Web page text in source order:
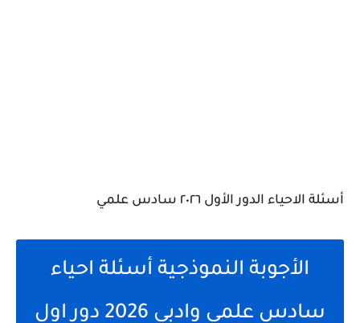
أسئلة الاحياء الدور الأول ٢٠٢٦ سادس علمي
الأجوبة النموذجية أسئلة احياء
سادس علمي وادبي 2026 دور اول